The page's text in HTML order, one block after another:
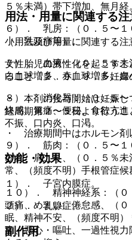
５％未満）帯下増加、無月経
６）． 乳房：（０．５〜１
小、乳頭痛等）。
７）． 血液：（０．５％未
白血球増多、赤血球増多、血
８）． 消化器：（０．５〜
快感、胃痛、便秘、食欲亢
不振、口内炎、口渇。
９）． 筋肉：（０．５〜１
びれ、肩こり、（０．５％
常、（頻度不明）手根管症候
１０）． 精神神経系：（０
頭痛、めまい、倦怠感、（
眠、精神不安、（頻度不明
痛、悪心・嘔吐、一過性視
用法・用量に関連する注
（用法及び用量に関連する注
女性胎児の男性化を起こす
ること〔２．９、９．５妊婦
・ 本剤の投与開始は妊娠し
経周期第２〜５日より行うこ
・ 治療期間中はホルモン剤
効能・効果
１）． 子宮内膜症。
２）． 乳腺症。
副作用